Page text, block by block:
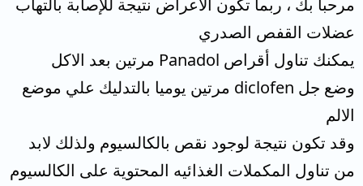
مرحبا بك ، ربما تكون الأعراض نتيجة للإصابة بالتهاب
عضلات القفص الصدري
يمكنك تناول أقراص Panadol مرتين بعد الاكل
وضع جل diclofen مرتين يوميا بالتدليك علي موضع
الالم
وقد تكون نتيجة لوجود نقص بالكالسيوم ولذلك لابد
من تناول المكملات الغذائيه المحتوية على الكالسيوم